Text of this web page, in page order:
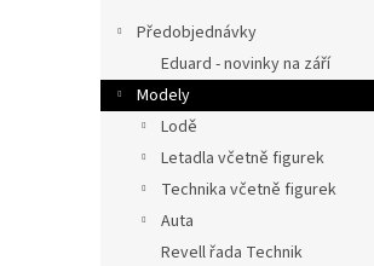
n
Předobjednávky
Eduard - novinky na září
Modely
Lodě
Letadla včetně figurek
Technika včetně figurek
Auta
Revell řada Technik